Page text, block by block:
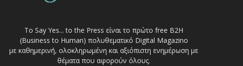
Το Say Yes... to the Press είναι το πρώτο free Β2Η
(Business to Human) πολυθεματικό Digital Magazino
με καθημερινή, ολοκληρωμένη και αξιόπιστη ενημέρωση με
θέματα που αφορούν όλους.